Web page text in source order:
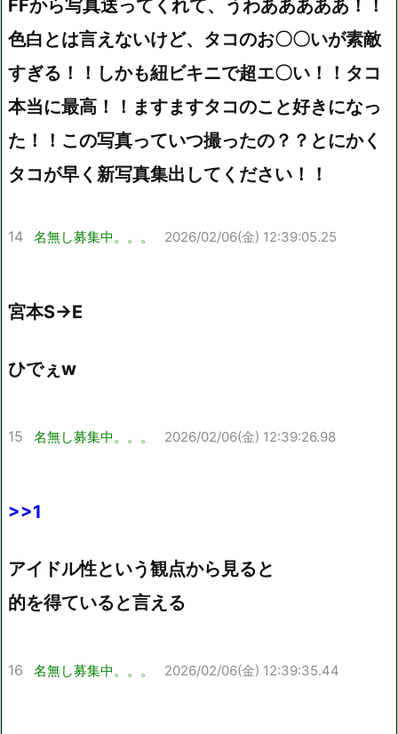
FFから写真送ってくれて、うわあああああ！！
色白とは言えないけど、タコのお〇〇いが素敵
すぎる！！しかも紐ビキニで超エ〇い！！タコ
本当に最高！！ますますタコのこと好きになっ
た！！この写真っていつ撮ったの？？とにかく
タコが早く新写真集出してください！！
14 名無し募集中。。。 2026/02/06(金) 12:39:05.25
宮本S→E
ひでぇw
15 名無し募集中。。。 2026/02/06(金) 12:39:26.98
>>1
アイドル性という観点から見ると
的を得ていると言える
16 名無し募集中。。。 2026/02/06(金) 12:39:35.44